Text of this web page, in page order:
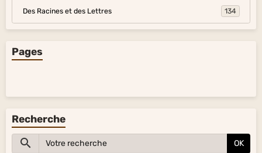
Des Racines et des Lettres 134
Pages
Recherche
OK